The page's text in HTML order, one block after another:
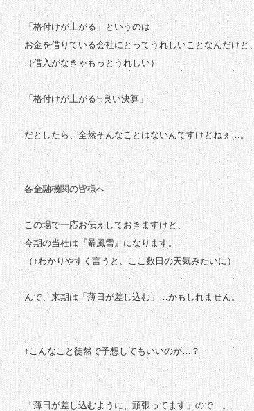
「格付けが上がる」というのは
お金を借りている会社にとってうれしいことなんだけど、
（借入がなきゃもっとうれしい）
「格付けが上がる≒良い決算」
だとしたら、全然そんなことはないんですけどねぇ…。
各金融機関の皆様へ
この場で一応お伝えしておきますけど、
今期の当社は『暴風雪』になります。
（↑わかりやすく言うと、ここ数日の天気みたいに）
んで、来期は「薄日が差し込む」…かもしれません。
↑こんなこと徒然で予想してもいいのか…？
「薄日が差し込むように、頑張ってます」ので…。